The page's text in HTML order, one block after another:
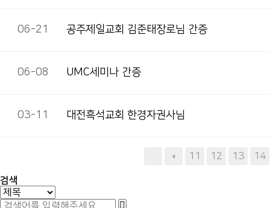
06-21 공주제일교회 김준태장로님 간증
06-08 UMC세미나 간증
03-11 대전흑석교회 한경자권사님
11 12 13 14
검색